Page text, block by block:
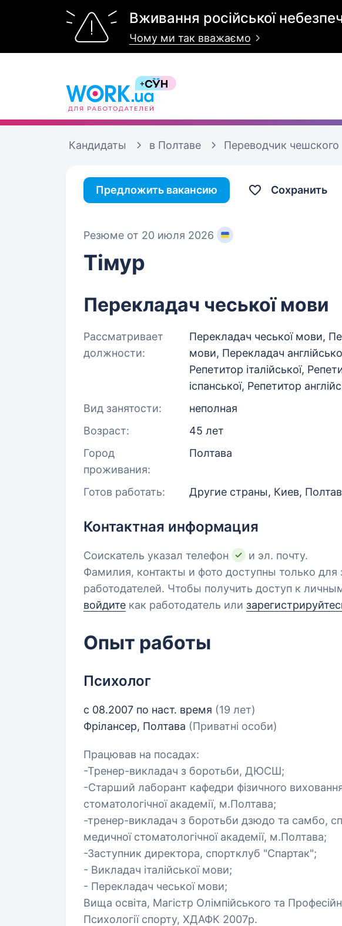
Вживання російської
Чому ми так вважаємо
Кандидаты в Полтаве Переводчик чешского
Предложить вакансию Сохранить
Резюме от 20 июля 2026
Тімур
Перекладач чеської мови
Рассматривает
должности:
Перекладач чеської мови,
мови, Перекладач
Репетитор італійської,
іспанської, Репетитор
Вид занятости:
неполная
Возраст:
45 лет
Город
проживания:
Полтава
Готов работать: Другие страны, Киев,
Контактная информация
Соискатель указал телефон
и эл. почту.
Фамилия, контакты и фото доступны только для
работодателей. Чтобы получить доступ к
войдите как работодатель или
Опыт работы
Психолог
с 08.2007 по наст. время (19 лет)
Фрілансер, Полтава (Приватні особи)
Працював на посадах:
-Тренер-викладач з боротьби, ДЮСШ;
-Старший лаборант кафедри фізичного
стоматологічної академії, м.Полтава;
-тренер-викладач з боротьби дзюдо та самбо,
медичної стоматологічної академії, м.Полтава;
-Заступник директора, спортклуб "Спартак";
- Викладач італійської мови;
- Перекладач чеської мови;
Вища освіта, Магістр Олімпійського та
Психології спорту, ХДАФК 2007р.